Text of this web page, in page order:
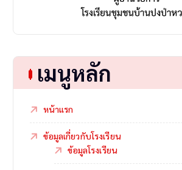
เมนูหลัก
หน้าแรก
ข้อมูลเกี่ยวกับโรงเรียน
ข้อมูลโรงเรียน